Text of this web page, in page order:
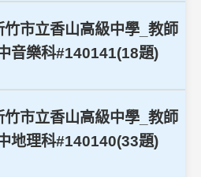
市立香山高級中學_教師
音樂科#140141(18題)
市立香山高級中學_教師
地理科#140140(33題)